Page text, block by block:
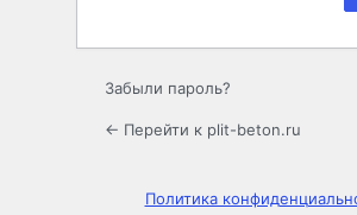
Забыли пароль?
← Перейти к plit-beton.ru
Политика